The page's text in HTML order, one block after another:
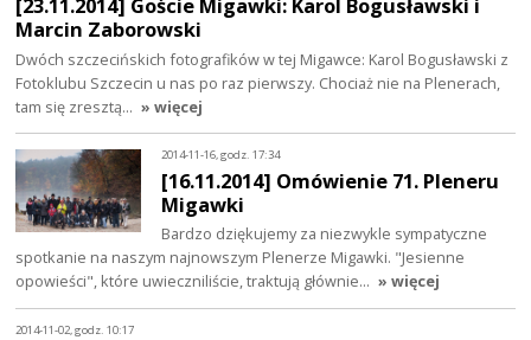
Marcin Zaborowski
Dwóch szczecińskich fotografików w tej Migawce: Karol Bogusławski z
Fotoklubu Szczecin u nas po raz pierwszy. Chociaż nie na Plenerach,
tam się zresztą… » więcej
2014-11-16, godz. 17:34
[16.11.2014] Omówienie 71. Pleneru
Migawki
Bardzo dziękujemy za niezwykle sympatyczne
spotkanie na naszym najnowszym Plenerze Migawki. "Jesienne
opowieści", które uwieczniliście, traktują głównie… » więcej
2014-11-02, godz. 10:17